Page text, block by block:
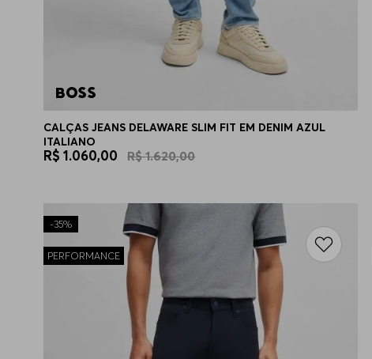
CALÇAS JEANS DELAWARE SLIM FIT EM DENIM AZUL
ITALIANO
R$ 1.060,00 R$ 1.620,00
-35%
PERFORMANCE